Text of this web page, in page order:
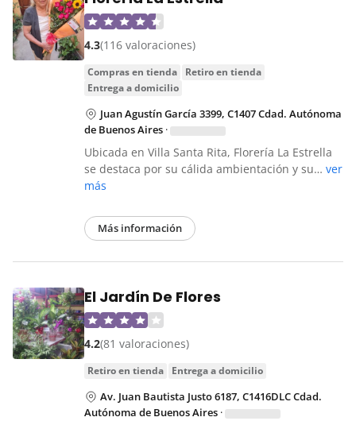
4.3(116 valoraciones)
compras en tienda
retiro en tienda
entrega a domicilio
Juan Agustín García 3399, C1407 Cdad. Autónoma
de Buenos Aires ·
Ubicada en Villa Santa Rita, Florería La Estrella
se destaca por su cálida ambientación y su… ver
más
Más información
El Jardín De Flores
4.2(81 valoraciones)
retiro en tienda entrega a domicilio
Av. Juan Bautista Justo 6187, C1416DLC Cdad.
Autónoma de Buenos Aires ·